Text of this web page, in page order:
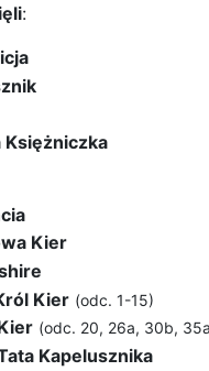
:
Księżniczka
Kier
Kier (odc. 1-15)
(odc. 20, 26a, 30b,
Kapelusznika